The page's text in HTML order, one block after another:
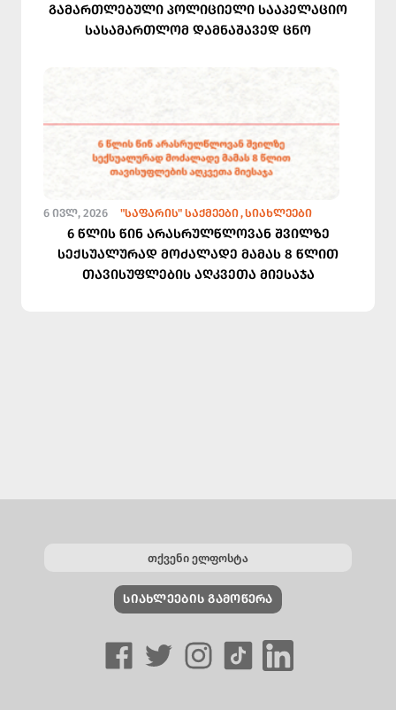
გამართლებული პოლიციელი სააპელაციო
სასამართლომ დამნაშავედ ცნო
6 ᲘᲕᲚ, 2026 "ᲡᲐᲤᲐᲠᲘᲡ" ᲡᲐᲥᲛᲔᲔᲑᲘ ᲡᲘᲐᲮᲚᲔᲔᲑᲘ
6 წლის წინ არასრულწლოვან შვილზე
სექსუალურად მოძალადე მამას 8 წლით
თავისუფლების აღკვეთა მიესაჯა
ᲡᲘᲐᲮᲚᲔᲔᲑᲘᲡ ᲒᲐᲛᲝᲬᲔᲠᲐ